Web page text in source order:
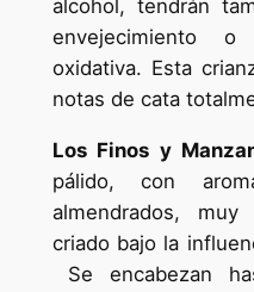
alcohol, tendrán
envejecimiento
oxidativa. Esta
notas de cata
Los Finos y
pálido, con
almendrados,
criado bajo la
Se encabezan